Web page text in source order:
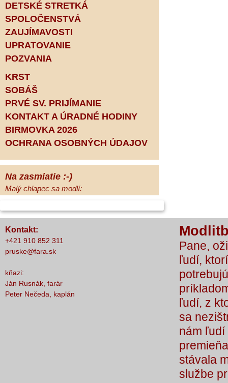
DETSKÉ STRETKÁ
SPOLOČENSTVÁ
ZAUJÍMAVOSTI
UPRATOVANIE
POZVANIA
KRST
SOBÁŠ
PRVÉ SV. PRIJÍMANIE
KONTAKT A ÚRADNÉ HODINY
BIRMOVKA 2026
OCHRANA OSOBNÝCH ÚDAJOV
Na zasmiatie :-)
Malý chlapec sa modlí:
mamičku a prosím aj za Teba, Pane Bože,
nič nestalo, lebo čo by sme si bez Teba
počali?
Kontakt:
+421 910 852 311
pruske@fara.sk
kňazi:
Ján Rusnák, farár
Peter Nečeda, kaplán
Pane,
ľudí,
ľudí, z
sa
nám
stávala
službe